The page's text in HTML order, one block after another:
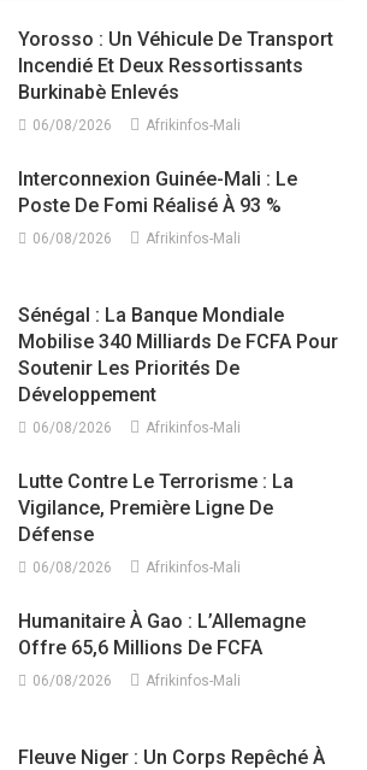
Yorosso : Un Véhicule De Transport
Incendié Et Deux Ressortissants
Burkinabè Enlevés
06/08/2026 Afrikinfos-Mali
Interconnexion Guinée-Mali : Le
Poste De Fomi Réalisé À 93 %
06/08/2026 Afrikinfos-Mali
Sénégal : La Banque Mondiale
Mobilise 340 Milliards De FCFA Pour
Soutenir Les Priorités De
Développement
06/08/2026 Afrikinfos-Mali
Lutte Contre Le Terrorisme : La
Vigilance, Première Ligne De
Défense
06/08/2026 Afrikinfos-Mali
Humanitaire À Gao : L’Allemagne
Offre 65,6 Millions De FCFA
06/08/2026 Afrikinfos-Mali
Fleuve Niger : Un Corps Repêché À